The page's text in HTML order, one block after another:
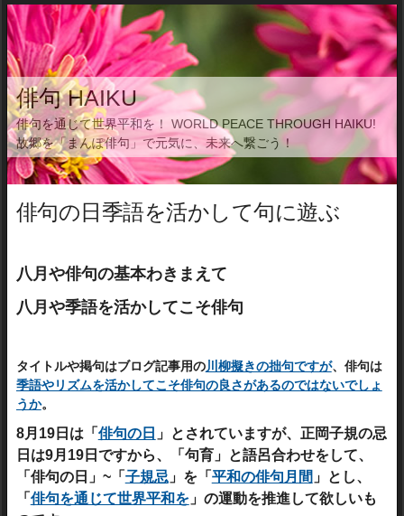
俳句 HAIKU
俳句を通じて世界平和を！ WORLD PEACE THROUGH HAIKU!
故郷を「まんぽ俳句」で元気に、未来へ繋ごう！
俳句の日季語を活かして句に遊ぶ
八月や俳句の基本わきまえて
八月や季語を活かしてこそ俳句
タイトルや掲句はブログ記事用の川柳擬きの拙句ですが、俳句は
季語やリズムを活かしてこそ俳句の良さがあるのではないでしょ
うか。
8月 19日は「 俳句の日 」とされていますが、 正岡子規の忌
日は9月19日ですから、「句育」と語呂合わせをして、
「俳句の日」~「 子規忌 」を「 平和の俳句月間 」とし、
「 俳句を通じて世界平和を」の運動を推進して欲しいも